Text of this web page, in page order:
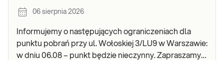
06 sierpnia 2026
Informujemy o następujących ograniczeniach dla
punktu pobrań przy ul. Wołoskiej 3/LU9 w Warszawie:
w dniu 06.08 – punkt będzie nieczynny. Zapraszamy